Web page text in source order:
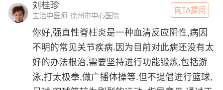
向TA提问
刘桂珍
主治中医师 徐州市中心医院
你好,强直性脊柱炎是一种血清反应阴性,病因
不明的常见关节疾病.因为目前对此病还没有太
好的办法根治,需要坚持进行功能锻炼,包括游
泳,打太极拳,做广播体操等.但不提倡进行篮球,